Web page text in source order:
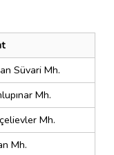
Süvari Mh.
Mh.
Mh.
Mh.